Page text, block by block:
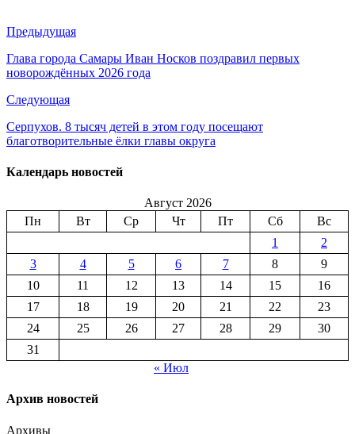
Предыдущая
Глава города Самары Иван Носков поздравил первых
новорождённых 2026 года
Следующая
Серпухов. 8 тысяч детей в этом году посещают
благотворительные ёлки главы округа
Календарь новостей
Август 2026
Пн
Вт Ср Чт Пт Сб
Вс
1
2
3
4 5 6 7 8
9
10
11 12 13 14 15
16
17
18 19 20 21 22
23
24
25 26 27 28 29
30
31
« Июл
Архив новостей
Архивы